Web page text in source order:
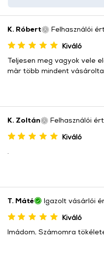
K. Róbert Felhasználói
Kiváló
Teljesen meg vagyok vele
màr több mindent
K. Zoltán Felhasználói
Kiváló
T. Máté Igazolt vásárlói
Kiváló
Imádom, Számomra